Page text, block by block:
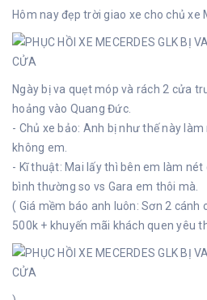
Hôm nay đẹp trời giao xe cho chủ xe
Ngày bị va quẹt móp và rách 2 cửa
hoảng vào Quang Đức.
- Chủ xe bảo: Anh bị như thế này
không em.
- Kĩ thuật: Mai lấy thì bên em làm
bình thường so vs Gara em thôi mà.
( Giá mềm báo anh luôn: Sơn 2
500k + khuyến mãi khách quen yêu